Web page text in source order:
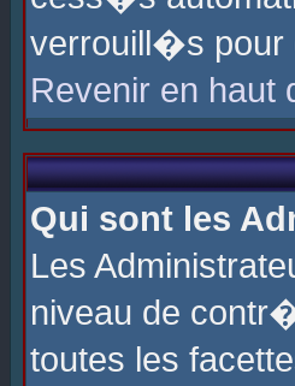
verrouill�s pour
Revenir en haut
Qui sont les
Les
niveau de
toutes les